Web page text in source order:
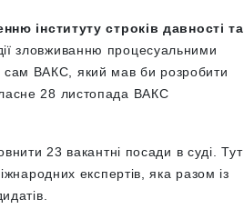
інституту строків давності та
зловживанню процесуальними
сам ВАКС, який мав би розробити
28 листопада ВАКС
23 вакантні посади в суді. Тут
експертів, яка разом із